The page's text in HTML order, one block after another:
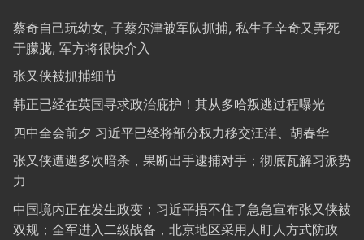
蔡奇自己玩幼女, 子蔡尔津被军队抓捕, 私生子辛奇又弄死
于朦胧, 军方将很快介入
张又侠被抓捕细节
韩正已经在英国寻求政治庇护！其从多哈叛逃过程曝光
四中全会前夕 习近平已经将部分权力移交汪洋、胡春华
张又侠遭遇多次暗杀，果断出手逮捕对手；彻底瓦解习派势
力
中国境内正在发生政变；习近平捂不住了急急宣布张又侠被
双规；全军进入二级战备，北京地区采用人盯人方式防政